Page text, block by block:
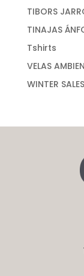
TIBORS
TINAJAS
Tshirts
VELAS
WINTER SALES